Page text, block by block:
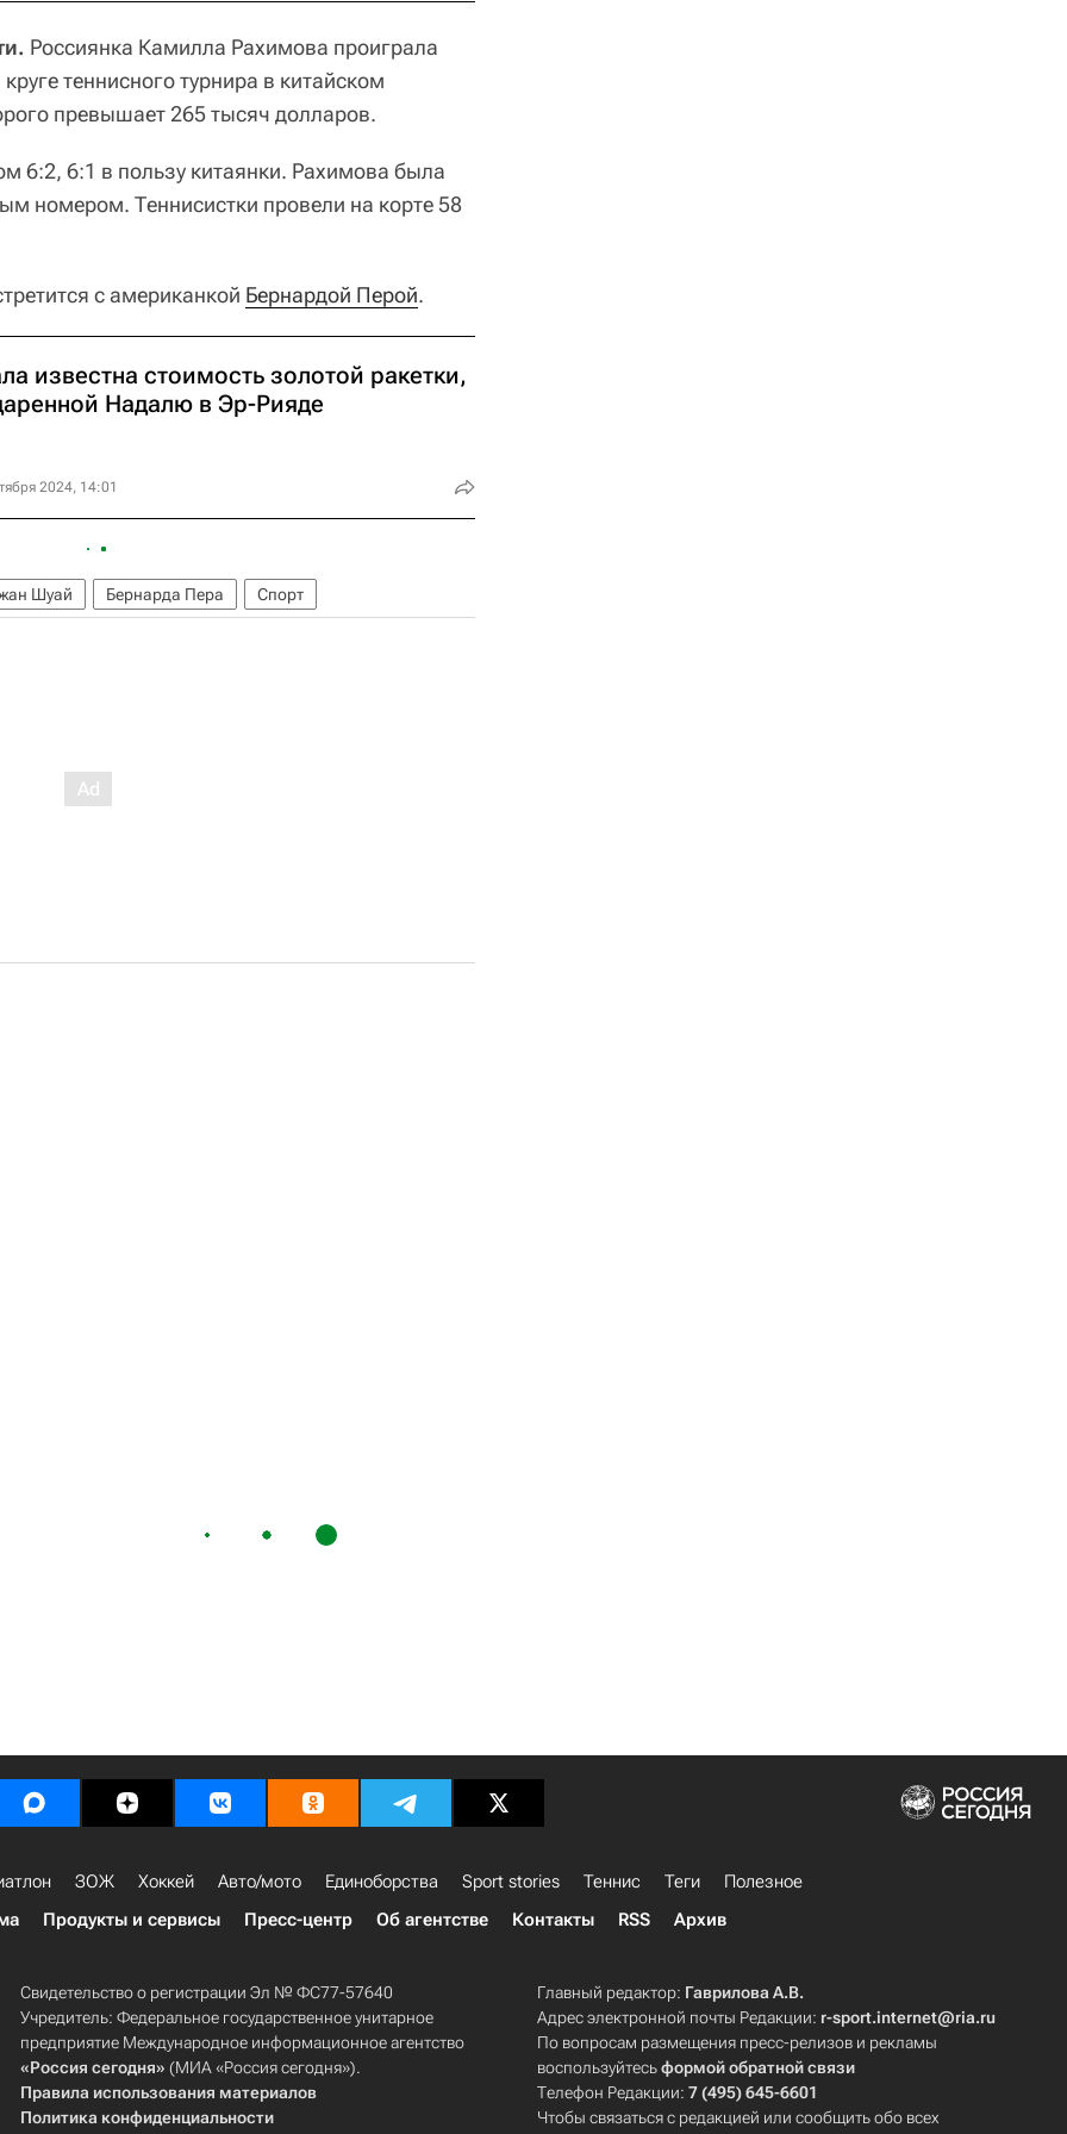
Россиянка Камилла Рахимова проиграла
теннисного турнира в китайском
превышает 265 тысяч долларов.
6:2, 6:1 в пользу китаянки. Рахимова была
номером. Теннисистки провели на корте 58
с американкой Бернардой Перой.
известна стоимость золотой ракетки,
Надалю в Эр-Рияде
2024, 14:01
Шуай Бернарда Пера Спорт
ЗОЖ Хоккей Авто/мото Единоборства Sport stories Теннис Теги
Полезное
Продукты и сервисы Пресс-центр Об агентстве Контакты RSS Архив
Свидетельство о регистрации Эл № ФС77-57640
Учредитель: Федеральное государственное унитарное
предприятие Международное информационное агентство
«Россия сегодня» (МИА «Россия сегодня»).
Правила использования материалов
Политика конфиденциальности
Главный редактор: Гаврилова А.В.
Адрес электронной почты Редакции: r-sport.internet@ria.ru
По вопросам размещения пресс-релизов и рекламы
воспользуйтесьформой обратной связи
Телефон Редакции:7 (495) 645-6601
Чтобы связаться с редакцией или сообщить обо всех